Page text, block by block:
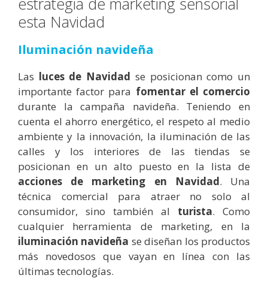
esta Navidad
Iluminación navideña
Las luces de Navidad se posicionan como un
importante factor para fomentar el comercio
durante la campaña navideña. Teniendo en
cuenta el ahorro energético, el respeto al medio
ambiente y la innovación, la iluminación de las
calles y los interiores de las tiendas se
posicionan en un alto puesto en la lista de
acciones de marketing en Navidad. Una
técnica comercial para atraer no solo al
consumidor, sino también al turista.
Como
cualquier herramienta de marketing, en la
iluminación navideña se diseñan los productos
más novedosos que vayan en línea con las
últimas tecnologías.